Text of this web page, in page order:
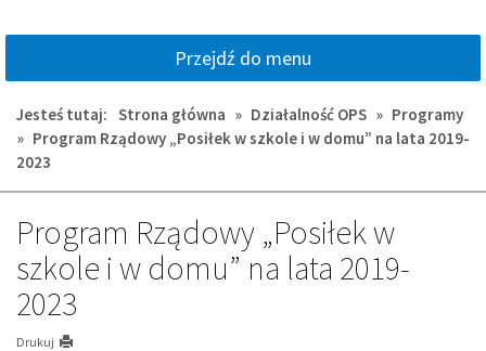
Przejdź do menu
Jesteś tutaj: Strona główna » Działalność OPS » Programy
» Program Rządowy „Posiłek w szkole i w domu” na lata 2019-
2023
Program Rządowy „Posiłek w
szkole i w domu” na lata 2019-
2023
Drukuj